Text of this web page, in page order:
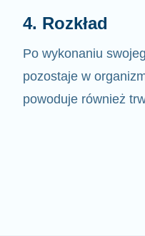
Po wykonaniu
pozostaje w
powoduje również